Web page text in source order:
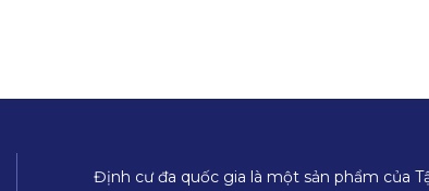
Định cư đa quốc gia là một sản phẩm của